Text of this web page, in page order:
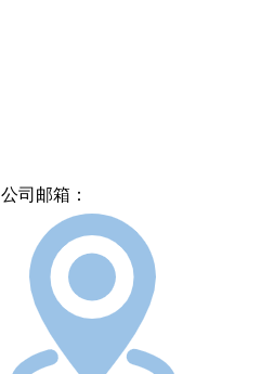
公司邮箱：